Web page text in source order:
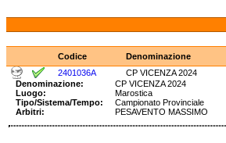
Codice Denominazione
2401036A
CP VICENZA 2024
Denominazione:
CP VICENZA 2024
Luogo:
Marostica
Tipo/Sistema/Tempo:
Campionato Provinciale
Arbitri:
PESAVENTO MASSIMO